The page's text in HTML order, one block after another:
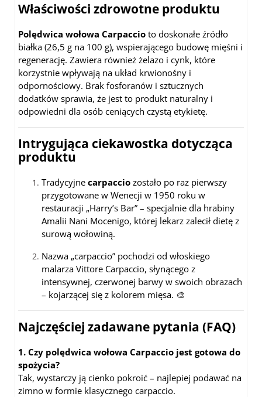
Właściwości zdrowotne produktu
Polędwica wołowa Carpaccio to doskonałe źródło
białka (26,5 g na 100 g), wspierającego budowę mięśni i
regenerację. Zawiera również żelazo i cynk, które
korzystnie wpływają na układ krwionośny i
odpornościowy. Brak fosforanów i sztucznych
dodatków sprawia, że jest to produkt naturalny i
odpowiedni dla osób ceniących czystą etykietę.
Intrygująca ciekawostka dotycząca
produktu
Tradycyjne carpaccio zostało po raz pierwszy
przygotowane w Wenecji w 1950 roku w
restauracji „Harry’s Bar” – specjalnie dla hrabiny
Amalii Nani Mocenigo, której lekarz zalecił dietę z
surową wołowiną.
Nazwa „carpaccio” pochodzi od włoskiego
malarza Vittore Carpaccio, słynącego z
intensywnej, czerwonej barwy w swoich obrazach
– kojarzącej się z kolorem mięsa. 🎨
Najczęściej zadawane pytania (FAQ)
1. Czy polędwica wołowa Carpaccio jest gotowa do
spożycia?
Tak, wystarczy ją cienko pokroić – najlepiej podawać na
zimno w formie klasycznego carpaccio.